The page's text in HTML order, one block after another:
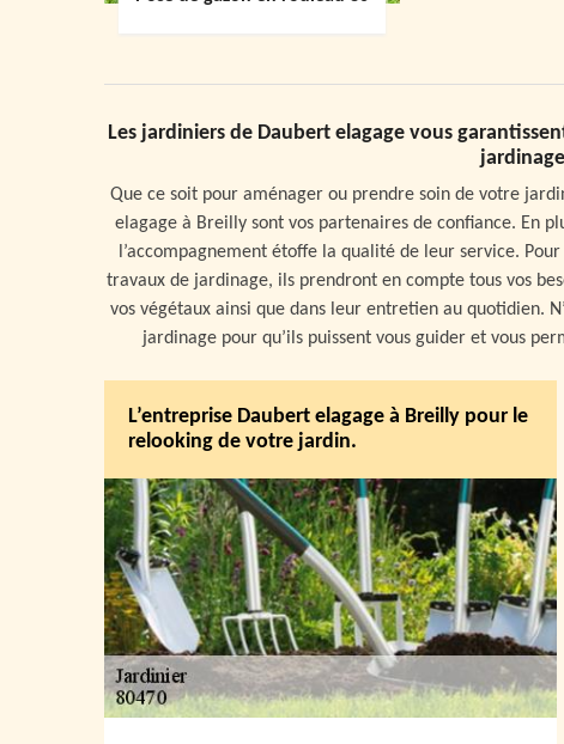
Les jardiniers de Daubert elagage vous
Que ce soit pour aménager ou prendre soin de votre
elagage à Breilly sont vos partenaires de confiance. En
l’accompagnement étoffe la qualité de leur service.
travaux de jardinage, ils prendront en compte tous vos
vos végétaux ainsi que dans leur entretien au quotidien.
jardinage pour qu’ils puissent vous guider et vous
L’entreprise Daubert elagage à Breilly pour le
relooking de votre jardin.